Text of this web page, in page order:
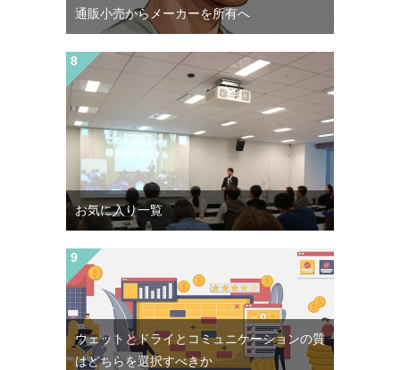
通販小売からメーカーを所有へ
お気に入り一覧
ウェットとドライとコミュニケーションの質
はどちらを選択すべきか